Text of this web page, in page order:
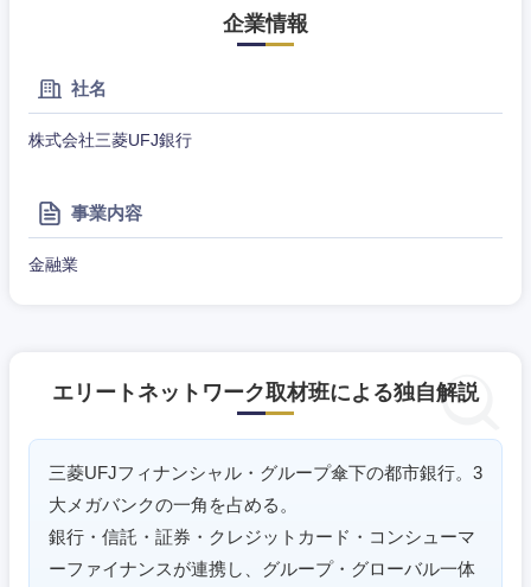
企業情報
社名
株式会社三菱UFJ銀行
事業内容
金融業
エリートネットワーク取材班による独自解説
三菱UFJフィナンシャル・グループ傘下の都市銀行。3
大メガバンクの一角を占める。
銀行・信託・証券・クレジットカード・コンシューマ
ーファイナンスが連携し、グループ・グローバル一体
岐阜県